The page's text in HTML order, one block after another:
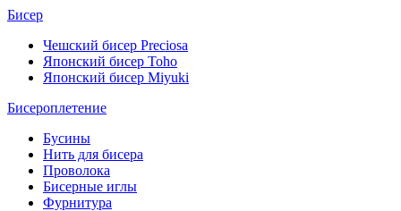
Бисер
Чешский бисер Preciosa
Японский бисер Toho
Японский бисер Miyuki
Бисероплетение
Бусины
Нить для бисера
Проволока
Бисерные иглы
Фурнитура